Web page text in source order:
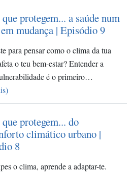
protegem... a saúde num
mudança | Episódio 9
para pensar como o clima da tua
o teu bem-estar? Entender a
é o primeiro…
protegem... do
climático urbano |
8
o clima, aprende a adaptar-te.